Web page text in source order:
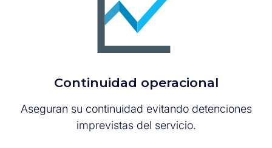
Continuidad operacional
Aseguran su continuidad evitando detenciones
imprevistas del servicio.